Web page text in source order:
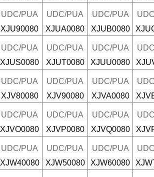
UDC/PUA
XJU90080
UDC/PUA
XJUA0080
UDC/PUA
XJUB0080
UDC/PUA
XJUS0080
UDC/PUA
XJUT0080
UDC/PUA
XJUU0080
UDC/PUA
XJV80080
UDC/PUA
XJV90080
UDC/PUA
XJVA0080
UDC/PUA
XJVO0080
UDC/PUA
XJVP0080
UDC/PUA
XJVQ0080
UDC/PUA
XJW40080
UDC/PUA
XJW50080
UDC/PUA
XJW60080